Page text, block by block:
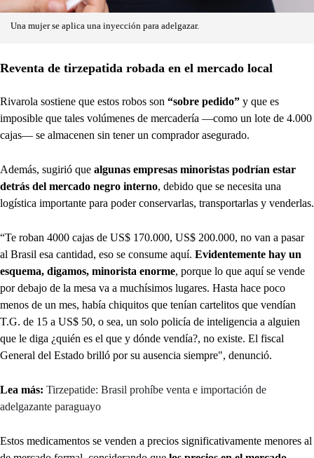
Una mujer se aplica una inyección para adelgazar.
Reventa de tirzepatida robada en el mercado local
Rivarola sostiene que estos robos son “sobre pedido” y que es
imposible que tales volúmenes de mercadería —como un lote de 4.000
cajas— se almacenen sin tener un comprador asegurado.
Además, sugirió que algunas empresas minoristas podrían estar
detrás del mercado negro interno, debido que se necesita una
logística importante para poder conservarlas, transportarlas y venderlas.
“Te roban 4000 cajas de US$ 170.000, US$ 200.000, no van a pasar
al Brasil esa cantidad, eso se consume aquí. Evidentemente hay un
esquema, digamos, minorista enorme, porque lo que aquí se vende
por debajo de la mesa va a muchísimos lugares. Hasta hace poco
menos de un mes, había chiquitos que tenían cartelitos que vendían
T.G. de 15 a US$ 50, o sea, un solo policía de inteligencia a alguien
que le diga ¿quién es el que y dónde vendía?, no existe. El fiscal
General del Estado brilló por su ausencia siempre", denunció.
Lea más: Tirzepatide: Brasil prohíbe venta e importación de
adelgazante paraguayo
Estos medicamentos se venden a precios significativamente menores al